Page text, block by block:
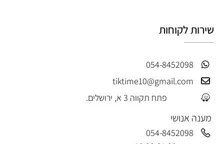
שירות לקוחות
054-8452098
tiktime10@gmail.com
פתח תקווה 3 א, ירושלים.
מענה אנושי
054-8452098